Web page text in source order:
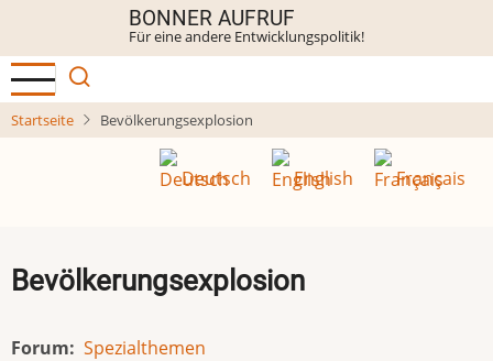
Inhalt
BONNER AUFRUF
Für eine andere Entwicklungspolitik!
Startseite Bevölkerungsexplosion
Deutsch English Français
Bevölkerungsexplosion
Forum Spezialthemen